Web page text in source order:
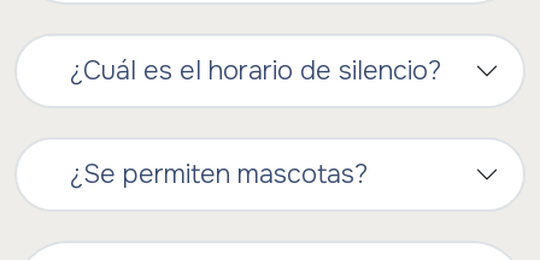
¿Cuál es el horario de silencio?
¿Se permiten mascotas?